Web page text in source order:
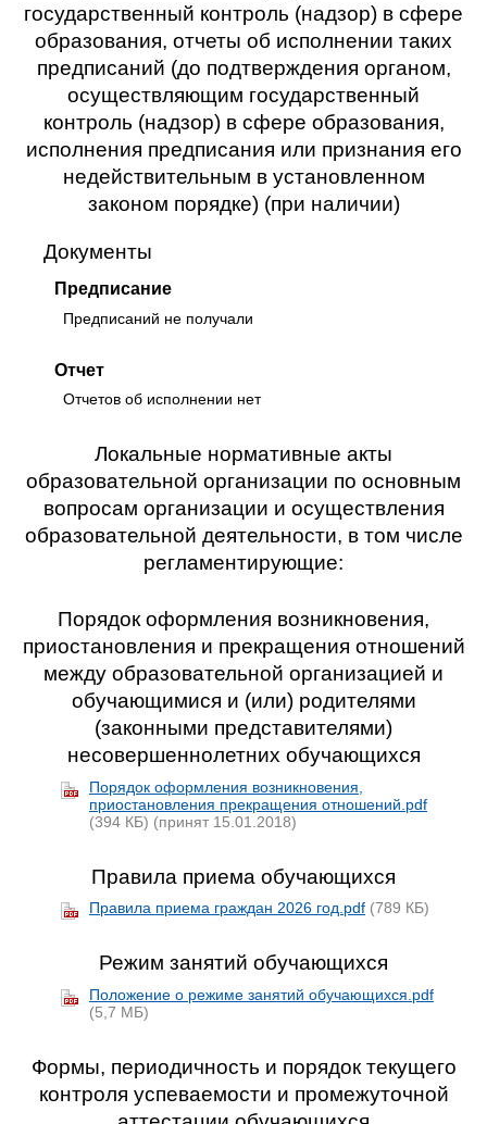
государственный контроль (надзор) в сфере
образования, отчеты об исполнении таких
предписаний (до подтверждения органом,
осуществляющим государственный
контроль (надзор) в сфере образования,
исполнения предписания или признания его
недействительным в установленном
законом порядке) (при наличии)
Документы
Предписание
Предписаний не получали
Отчет
Отчетов об исполнении нет
Локальные нормативные акты
образовательной организации по основным
вопросам организации и осуществления
образовательной деятельности, в том числе
регламентирующие:
Порядок оформления возникновения,
приостановления и прекращения отношений
между образовательной организацией и
обучающимися и (или) родителями
(законными представителями)
несовершеннолетних обучающихся
Порядок оформления возникновения,
приостановления прекращения отношений.pdf
(394 КБ) (принят 15.01.2018)
Правила приема обучающихся
Правила приема граждан 2026 год.pdf (789 КБ)
Режим занятий обучающихся
Положение о режиме занятий обучающихся.pdf
(5,7 МБ)
Формы, периодичность и порядок текущего
контроля успеваемости и промежуточной